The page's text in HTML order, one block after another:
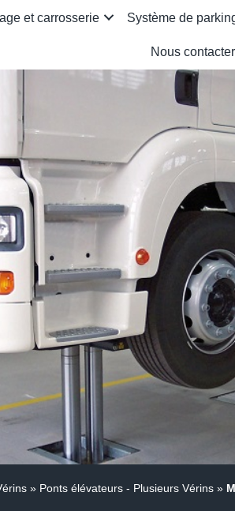
et carrosserie Système de
Nous contacter
» Ponts élévateurs - Plusieurs Vérins »